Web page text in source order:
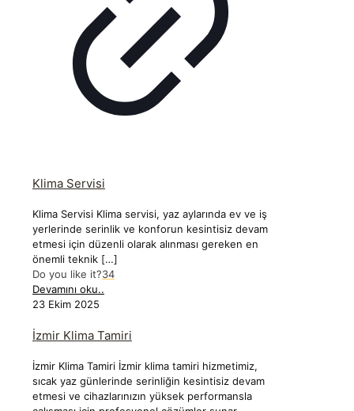
Klima Servisi
Klima Servisi Klima servisi, yaz aylarında ev ve iş
yerlerinde serinlik ve konforun kesintisiz devam
etmesi için düzenli olarak alınması gereken en
önemli teknik […]
Do you like it?34
Devamını oku..
23 Ekim 2025
İzmir Klima Tamiri
İzmir Klima Tamiri İzmir klima tamiri hizmetimiz,
sıcak yaz günlerinde serinliğin kesintisiz devam
etmesi ve cihazlarınızın yüksek performansla